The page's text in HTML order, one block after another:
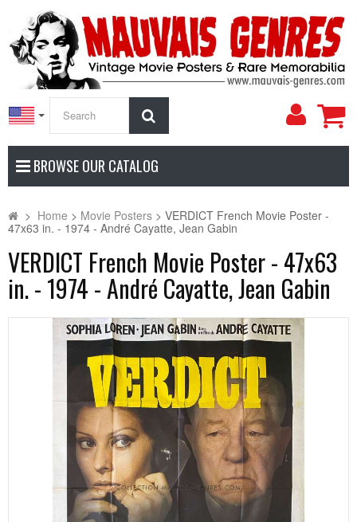
My
BROWSE OUR CATALOG
> Home > Movie Posters > VERDICT French Movie Poster -
47x63 in. - 1974 - André Cayatte, Jean Gabin
VERDICT French Movie Poster - 47x63
in. - 1974 - André Cayatte, Jean Gabin